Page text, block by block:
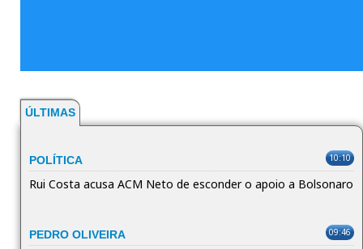
ÚLTIMAS
POLÍTICA 10:10
Rui Costa acusa ACM Neto de esconder o apoio a Bolsonaro
PEDRO OLIVEIRA 09:46